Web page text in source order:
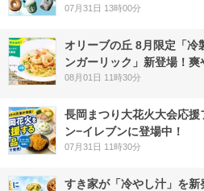
07月31日 13時00分
オリーブの丘 8月限定「冷
ンガーリック」新登場！
08月01日 11時30分
長岡まつり大花火大会応
ン−イレブンに登場中！
07月31日 11時30分
すき家が「冷やし汁」を